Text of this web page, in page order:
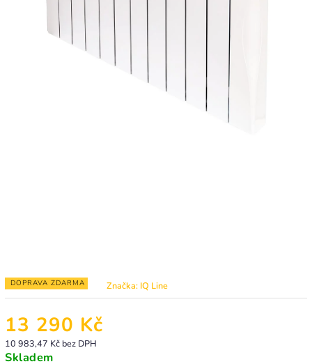
DOPRAVA ZDARMA Značka: IQ Line
13 290 Kč
10 983,47 Kč bez DPH
Skladem